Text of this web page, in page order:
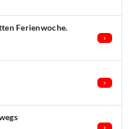
Ferienwoche.